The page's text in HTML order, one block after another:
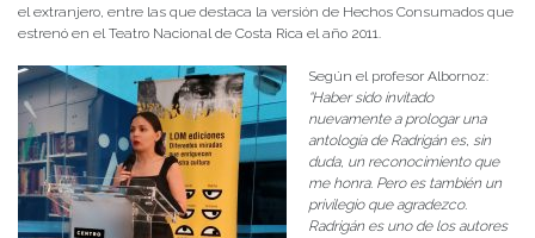
el extranjero, entre las que destaca la versión de Hechos Consumados que
estrenó en el Teatro Nacional de Costa Rica el año 2011.
Según el profesor Albornoz:
“Haber sido invitado
nuevamente a prologar una
antología de Radrigán es, sin
duda, un reconocimiento que
me honra. Pero es también un
privilegio que agradezco.
Radrigán es uno de los autores